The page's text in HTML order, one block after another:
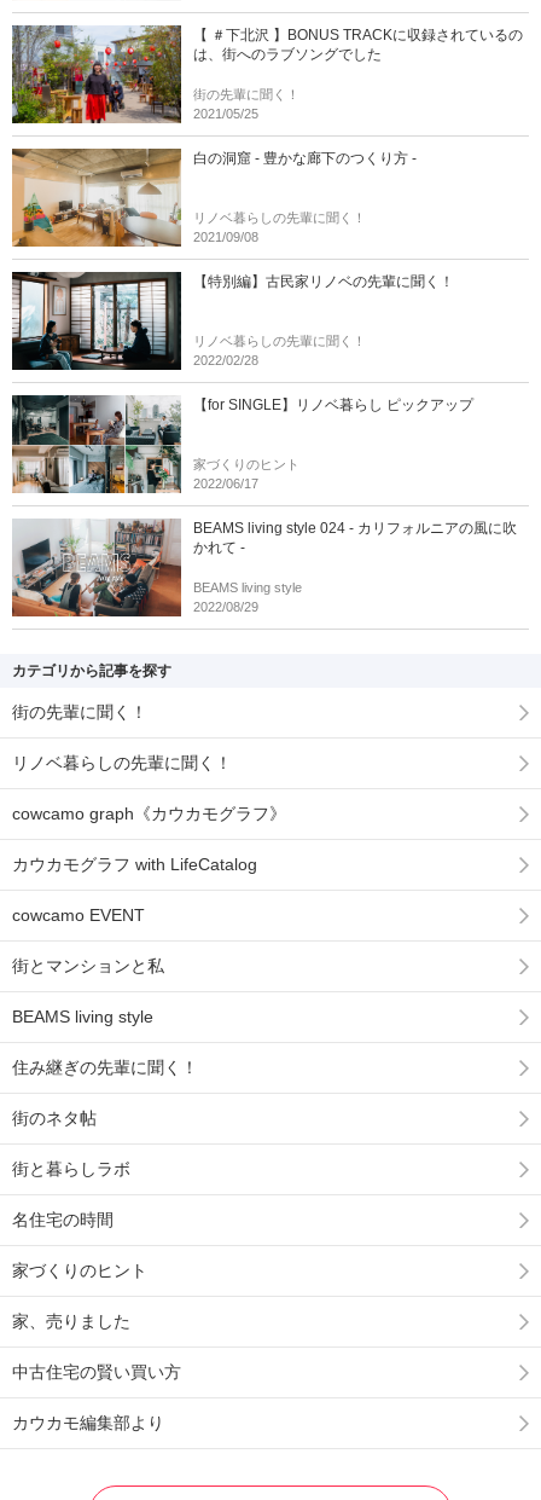
【 ＃下北沢 】BONUS TRACKに収録されているの
は、街へのラブソングでした
街の先輩に聞く！
2021/05/25
白の洞窟 - 豊かな廊下のつくり方 -
リノベ暮らしの先輩に聞く！
2021/09/08
【特別編】古民家リノベの先輩に聞く！
リノベ暮らしの先輩に聞く！
2022/02/28
【for SINGLE】リノベ暮らし ピックアップ
家づくりのヒント
2022/06/17
BEAMS living style 024 - カリフォルニアの風に吹
かれて -
BEAMS living style
2022/08/29
カテゴリから記事を探す
街の先輩に聞く！
リノベ暮らしの先輩に聞く！
cowcamo graph《カウカモグラフ》
カウカモグラフ with LifeCatalog
cowcamo EVENT
街とマンションと私
BEAMS living style
住み継ぎの先輩に聞く！
街のネタ帖
街と暮らしラボ
名住宅の時間
家づくりのヒント
家、売りました
中古住宅の賢い買い方
カウカモ編集部より